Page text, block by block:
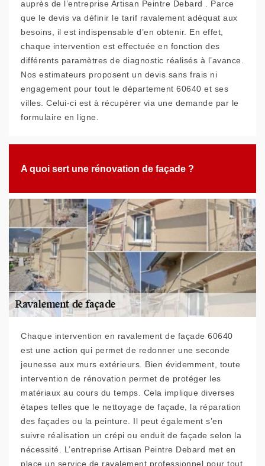
auprès de l’entreprise Artisan Peintre Debard . Parce
que le devis va définir le tarif ravalement adéquat aux
besoins, il est indispensable d’en obtenir. En effet,
chaque intervention est effectuée en fonction des
différents paramètres de diagnostic réalisés à l’avance.
Nos estimateurs proposent un devis sans frais ni
engagement pour tout le département 60640 et ses
villes. Celui-ci est à récupérer via une demande par le
formulaire en ligne.
A quoi sert une rénovation de façade ?
Chaque intervention en ravalement de façade 60640
est une action qui permet de redonner une seconde
jeunesse aux murs extérieurs. Bien évidemment, toute
intervention de rénovation permet de protéger les
matériaux au cours du temps. Cela implique diverses
étapes telles que le nettoyage de façade, la réparation
des façades ou la peinture. Il peut également s’en
suivre réalisation un crépi ou enduit de façade selon la
nécessité. L’entreprise Artisan Peintre Debard met en
place un service de ravalement professionnel pour tout